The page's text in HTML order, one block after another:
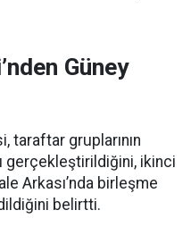
Güney
taraftar gruplarının
gerçekleştirildiğini, ikinci
Arkası’nda birleşme
belirtti.